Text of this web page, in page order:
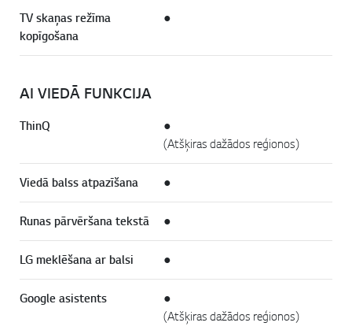
TV skaņas režīma
kopīgošana
●
AI VIEDĀ FUNKCIJA
ThinQ
●
(Atšķiras dažādos reģionos)
Viedā balss atpazīšana ●
Runas pārvēršana tekstā ●
LG meklēšana ar balsi ●
Google asistents
●
(Atšķiras dažādos reģionos)